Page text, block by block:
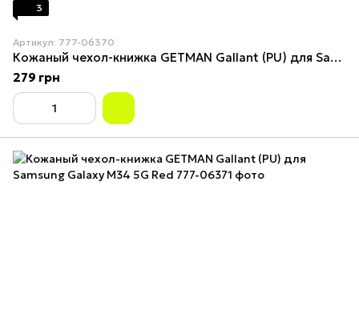
3
Артикул: 777-06370
Кожаный чехол-книжка GETMAN Gallant (PU) для Samsung Galaxy M34 5G Brown
279 грн